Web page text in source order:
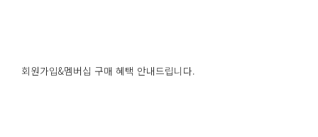
회원가입&멤버십 구매 혜택 안내드립니다.